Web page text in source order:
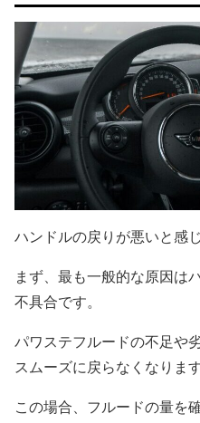
ハンドルの戻りが悪いと感
まず、最も一般的な原因は
不具合です。
パワステフルードの不足や
スムーズに戻らなくなります
この場合、フルードの量を